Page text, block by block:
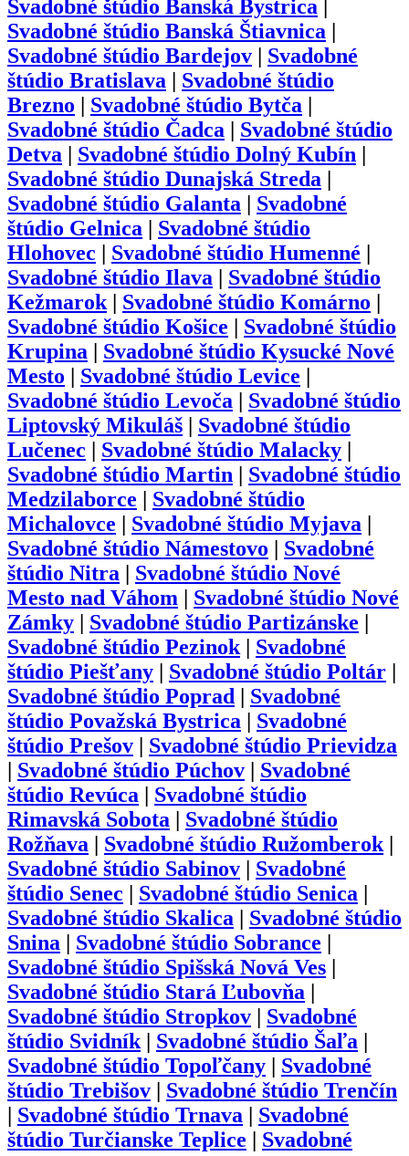
Svadobné štúdio Banská Bystrica
Svadobné štúdio Banská Štiavnica
Svadobné štúdio Bardejov
Svadobné
štúdio Bratislava
Svadobné štúdio
Brezno
Svadobné štúdio Bytča
Svadobné štúdio Čadca
Svadobné štúdio
Detva
Svadobné štúdio Dolný Kubín
Svadobné štúdio Dunajská Streda
Svadobné štúdio Galanta
Svadobné
štúdio Gelnica
Svadobné štúdio
Hlohovec
Svadobné štúdio Humenné
Svadobné štúdio Ilava
Svadobné štúdio
Kežmarok| Svadobné štúdio Komárno
Svadobné štúdio Košice
Svadobné štúdio
Krupina
Svadobné štúdio Kysucké Nové
Mesto
Svadobné štúdio Levice
Svadobné štúdio Levoča
Svadobné štúdio
Liptovský Mikuláš
Svadobné štúdio
Lučenec
Svadobné štúdio Malacky
Svadobné štúdio Martin
Svadobné štúdio
Medzilaborce
Svadobné štúdio
Michalovce
Svadobné štúdio Myjava
Svadobné štúdio Námestovo
Svadobné
štúdio Nitra Svadobné štúdio Nové
Mesto nad Váhom
Svadobné štúdio Nové
Zámky
Svadobné štúdio Partizánske
Svadobné štúdio Pezinok| Svadobné
štúdio Piešťany Svadobné štúdio Poltár
Svadobné štúdio Poprad
Svadobné
štúdio Považská Bystrica
Svadobné
štúdio Prešov Svadobné štúdio Prievidza
Svadobné štúdio Púchov
Svadobné
štúdio Revúca
Svadobné štúdio
Rimavská Sobota
Svadobné štúdio
Rožňava
Svadobné štúdio Ružomberok|
Svadobné štúdio Sabinov
Svadobné
štúdio Senec Svadobné štúdio Senica
Svadobné štúdio Skalica
Svadobné štúdio
Snina
Svadobné štúdio Sobrance
Svadobné štúdio Spišská Nová Ves
Svadobné štúdio Stará Ľubovňa
Svadobné štúdio Stropkov
Svadobné
štúdio Svidník| Svadobné štúdio Šaľa
Svadobné štúdio Topoľčany
Svadobné
štúdio Trebišov Svadobné štúdio Trenčín
Svadobné štúdio Trnava
Svadobné
štúdio Turčianske Teplice
Svadobné